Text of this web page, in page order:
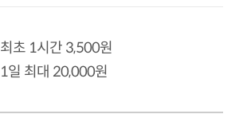
최초 1시간 3,500원
1일 최대 20,000원